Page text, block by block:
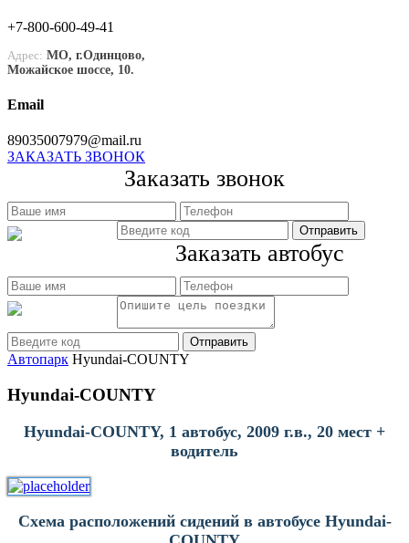
+7-800-600-49-41
Адрес: МО, г.Одинцово,
Можайское шоссе, 10.
Email
89035007979@mail.ru
ЗАКАЗАТЬ ЗВОНОК
Заказать звонок
Заказать автобус
Автопарк Hyundai-COUNTY
Hyundai-COUNTY
Hyundai-COUNTY, 1 автобус, 2009 г.в., 20 мест +
водитель
Схема расположений сидений в автобусе Hyundai-